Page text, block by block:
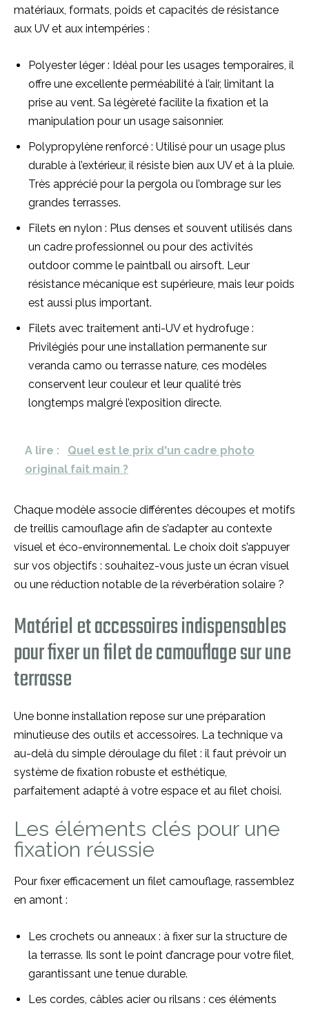
matériaux, formats, poids et capacités de résistance
aux UV et aux intempéries :
Polyester léger : Idéal pour les usages temporaires, il
offre une excellente perméabilité à l’air, limitant la
prise au vent. Sa légèreté facilite la fixation et la
manipulation pour un usage saisonnier.
Polypropylène renforcé : Utilisé pour un usage plus
durable à l’extérieur, il résiste bien aux UV et à la pluie.
Très apprécié pour la pergola ou l’ombrage sur les
grandes terrasses.
Filets en nylon : Plus denses et souvent utilisés dans
un cadre professionnel ou pour des activités
outdoor comme le paintball ou airsoft. Leur
résistance mécanique est supérieure, mais leur poids
est aussi plus important.
Filets avec traitement anti-UV et hydrofuge :
Privilégiés pour une installation permanente sur
veranda camo ou terrasse nature, ces modèles
conservent leur couleur et leur qualité très
longtemps malgré l’exposition directe.
A lire :
Quel est le prix d'un cadre photo
original fait main ?
Chaque modèle associe différentes découpes et motifs
de treillis camouflage afin de s’adapter au contexte
visuel et éco-environnemental. Le choix doit s’appuyer
sur vos objectifs : souhaitez-vous juste un écran visuel
ou une réduction notable de la réverbération solaire ?
Matériel et accessoires indispensables
pour fixer un filet de camouflage sur une
terrasse
Une bonne installation repose sur une préparation
minutieuse des outils et accessoires. La technique va
au-delà du simple déroulage du filet : il faut prévoir un
système de fixation robuste et esthétique,
parfaitement adapté à votre espace et au filet choisi.
Les éléments clés pour une
fixation réussie
Pour fixer efficacement un filet camouflage, rassemblez
en amont :
Les crochets ou anneaux : à fixer sur la structure de
la terrasse. Ils sont le point d’ancrage pour votre filet,
garantissant une tenue durable.
Les cordes, câbles acier ou rilsans : ces éléments